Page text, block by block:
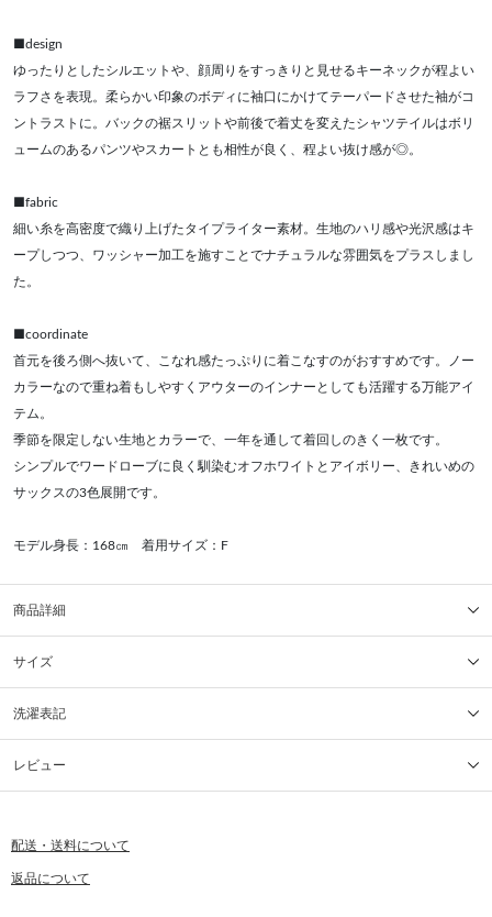
■design
ゆったりとしたシルエットや、顔周りをすっきりと見せるキーネックが程よい
ラフさを表現。柔らかい印象のボディに袖口にかけてテーパードさせた袖がコ
ントラストに。バックの裾スリットや前後で着丈を変えたシャツテイルはボリ
ュームのあるパンツやスカートとも相性が良く、程よい抜け感が◎。
■fabric
細い糸を高密度で織り上げたタイプライター素材。生地のハリ感や光沢感はキ
ープしつつ、ワッシャー加工を施すことでナチュラルな雰囲気をプラスしまし
た。
■coordinate
首元を後ろ側へ抜いて、こなれ感たっぷりに着こなすのがおすすめです。ノー
カラーなので重ね着もしやすくアウターのインナーとしても活躍する万能アイ
テム。
季節を限定しない生地とカラーで、一年を通して着回しのきく一枚です。
シンプルでワードローブに良く馴染むオフホワイトとアイボリー、きれいめの
サックスの3色展開です。
モデル身長：168㎝ 着用サイズ：F
商品詳細
サイズ
洗濯表記
レビュー
配送・送料について
返品について